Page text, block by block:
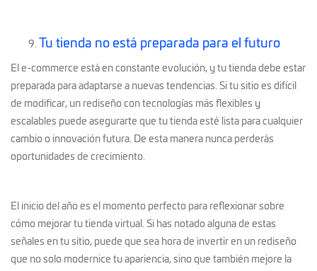
Tu tienda no está preparada para el futuro
El e-commerce está en constante evolución, y tu tienda debe estar
preparada para adaptarse a nuevas tendencias. Si tu sitio es difícil
de modificar, un rediseño con tecnologías más flexibles y
escalables puede asegurarte que tu tienda esté lista para cualquier
cambio o innovación futura. De esta manera nunca perderás
oportunidades de crecimiento.
El inicio del año es el momento perfecto para reflexionar sobre
cómo mejorar tu tienda virtual. Si has notado alguna de estas
señales en tu sitio, puede que sea hora de invertir en un rediseño
que no solo modernice tu apariencia, sino que también mejore la